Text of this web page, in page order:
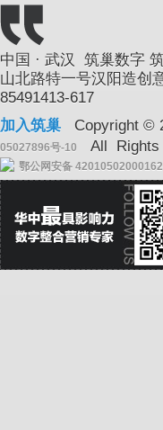
中国 · 武汉 筑巢数字
山北路特一号汉阳造创
85491413-617
加入筑巢
Copyright ©
05027896号-10 All Rights
鄂公网安备